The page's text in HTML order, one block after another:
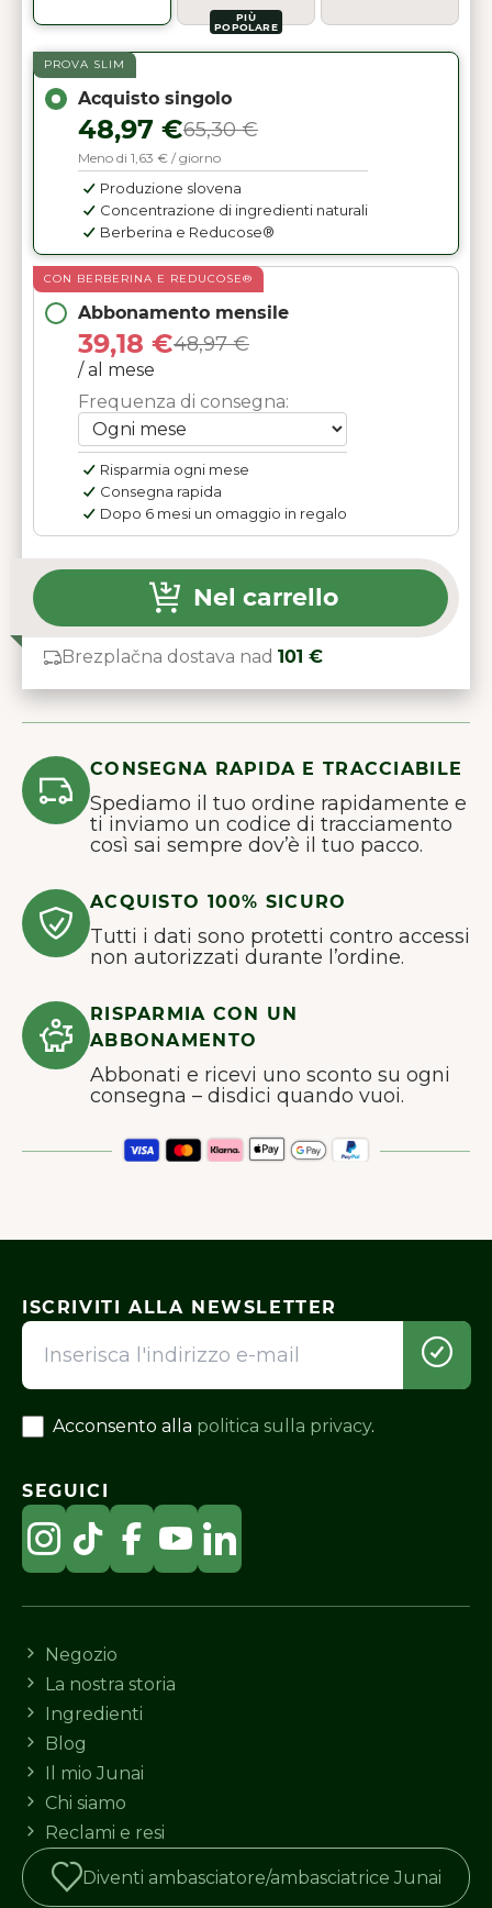
PIÙ
POPOLARE
CON BERBERINA E REDUCOSE®
Abbonamento mensile
39,18 €48,97 €
/ al mese
Frequenza di consegna:
Risparmia ogni mese
Consegna rapida
Dopo 6 mesi un omaggio in regalo
PROVA SLIM
Acquisto singolo
48,97 €65,30 €
Meno di 1,63 € / giorno
Produzione slovena
Concentrazione di ingredienti naturali
Berberina e Reducose®
Nel carrello
Brezplačna dostava nad 101 €
CONSEGNA RAPIDA E TRACCIABILE
Spediamo il tuo ordine rapidamente e
ti inviamo un codice di tracciamento
così sai sempre dov’è il tuo pacco.
ACQUISTO 100% SICURO
Tutti i dati sono protetti contro accessi
non autorizzati durante l’ordine.
RISPARMIA CON UN
ABBONAMENTO
Abbonati e ricevi uno sconto su ogni
consegna – disdici quando vuoi.
ISCRIVITI ALLA NEWSLETTER
Acconsento alla politica sulla privacy.
SEGUICI
Negozio
La nostra storia
Ingredienti
Blog
Il mio Junai
Chi siamo
Reclami e resi
Diventi ambasciatore/ambasciatrice Junai